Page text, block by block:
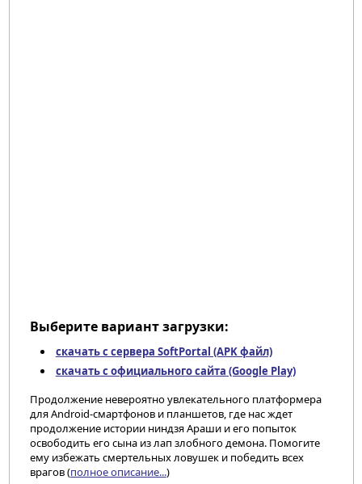
Выберите вариант загрузки:
скачать с сервера SoftPortal (APK файл)
скачать с официального сайта (Google Play)
Продолжение невероятно увлекательного платформера
для Android-смартфонов и планшетов, где нас ждет
продолжение истории ниндзя Араши и его попыток
освободить его сына из лап злобного демона. Помогите
ему избежать смертельных ловушек и победить всех
врагов (полное описание...)